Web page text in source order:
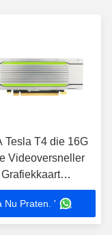
Tesla T4 die 16G
Videoversneller
verwerken
Nu Praten. '